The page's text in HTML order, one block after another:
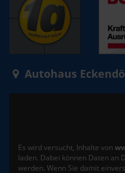
Autohaus
Es wird versucht, Inhalte von
laden. Dabei können Daten an
werden. Wenn Sie damit